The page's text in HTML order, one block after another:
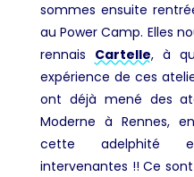
sommes ensuite
au Power Camp. Elles
rennais Cartelle, à
expérience de ces
ont déjà mené des
Moderne à Rennes,
cette adelphité
intervenantes !! Ce